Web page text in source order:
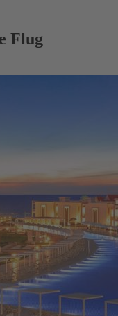
Flug